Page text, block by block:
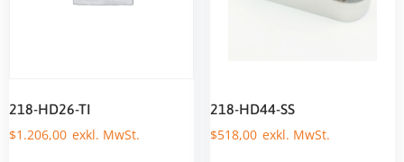
218-HD26-TI
$1.206,00
218-HD44-SS
$518,00